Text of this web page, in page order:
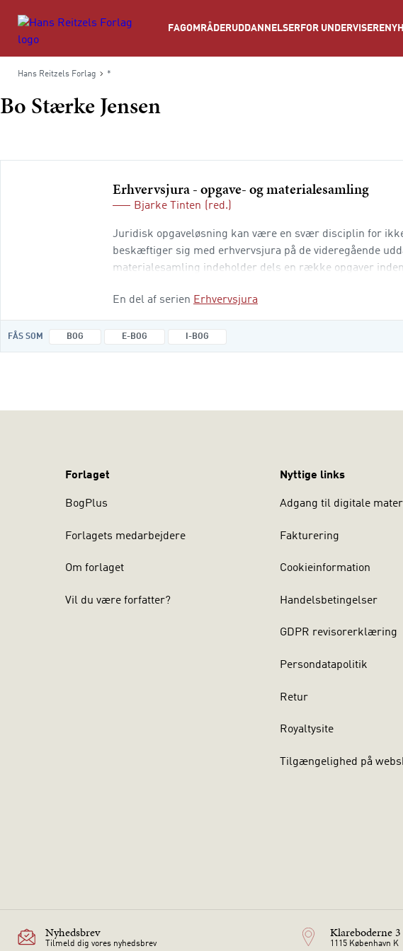
FAGOMRÅDERUDDANNELSER FOR UNDERVISERE
Hans Reitzels Forlag *
Bo Stærke Jensen
Erhvervsjura - opgave- og materialesamling
Bjarke Tinten (red.)
Juridisk opgaveløsning kan være en svær disciplin for
beskæftiger sig med erhvervsjura på de videregående
materialesamling indeholder dels en række opgaver
En del af serien Erhvervsjura
FÅS SOM BOG E-BOG I-BOG
Forlaget
BogPlus
Forlagets medarbejdere
Om forlaget
Vil du være forfatter?
Nyttige links
Adgang til digitale
Fakturering
Cookieinformation
Handelsbetingelser
GDPR revisorerklæring
Persondatapolitik
Retur
Royaltysite
Tilgængelighed på
Nyhedsbrev
Tilmeld dig vores nyhedsbrev
Klareboderne 3
1115 København K